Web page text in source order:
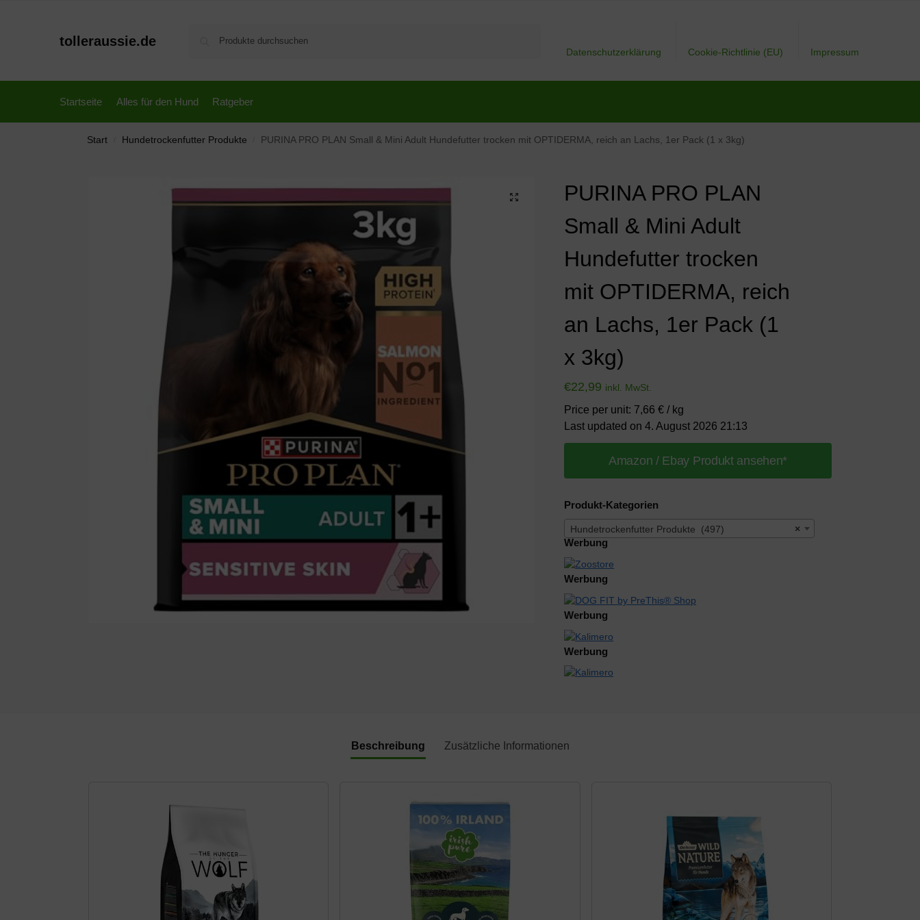
tolleraussie.de
Datenschutzerklärung Cookie-Richtlinie (EU) Impressum
Startseite Alles für den Hund Ratgeber
Start Hundetrockenfutter Produkte PURINA PRO PLAN Small & Mini Adult Hundefutter trocken mit OPTIDERMA, reich an Lachs, 1er Pack (1 x 3kg)
PURINA PRO PLAN
Small & Mini Adult
Hundefutter trocken
mit OPTIDERMA, reich
an Lachs, 1er Pack (1
x 3kg)
€22,99 inkl. MwSt.
Price per unit: 7,66 € / kg
Last updated on 4. August 2026 21:13
Amazon / Ebay Produkt ansehen*
Produkt-Kategorien
×
Hundetrockenfutter Produkte (497)
Werbung
Werbung
Werbung
Werbung
Beschreibung Zusätzliche Informationen